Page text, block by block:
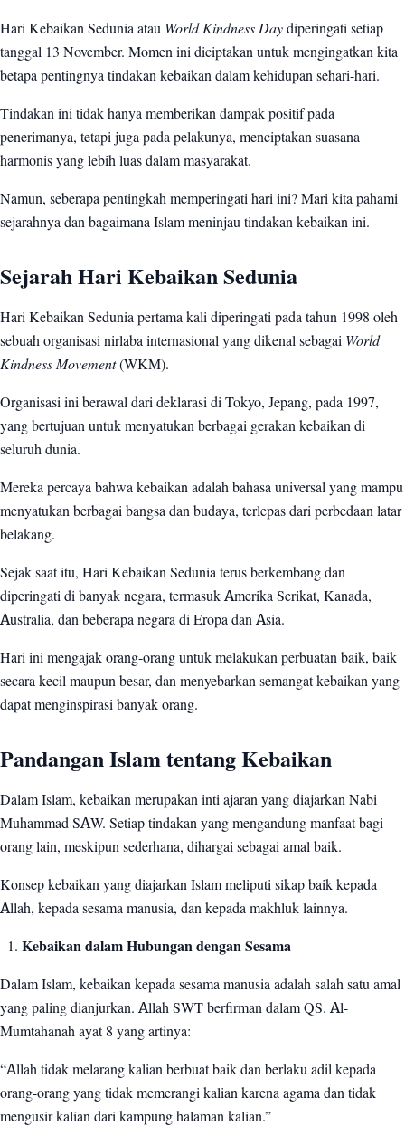
3 Pentingkah Hari Kebaikan Sedunia?
4 Jadi, bagaimana?
Hari Kebaikan Sedunia atau World Kindness Day diperingati setiap
tanggal 13 November. Momen ini diciptakan untuk mengingatkan kita
betapa pentingnya tindakan kebaikan dalam kehidupan sehari-hari.
Tindakan ini tidak hanya memberikan dampak positif pada
penerimanya, tetapi juga pada pelakunya, menciptakan suasana
harmonis yang lebih luas dalam masyarakat.
Namun, seberapa pentingkah memperingati hari ini? Mari kita pahami
sejarahnya dan bagaimana Islam meninjau tindakan kebaikan ini.
Sejarah Hari Kebaikan Sedunia
Hari Kebaikan Sedunia pertama kali diperingati pada tahun 1998 oleh
sebuah organisasi nirlaba internasional yang dikenal sebagai World
Kindness Movement(WKM).
Organisasi ini berawal dari deklarasi di Tokyo, Jepang, pada 1997,
yang bertujuan untuk menyatukan berbagai gerakan kebaikan di
seluruh dunia.
Mereka percaya bahwa kebaikan adalah bahasa universal yang mampu
menyatukan berbagai bangsa dan budaya, terlepas dari perbedaan latar
belakang.
Sejak saat itu, Hari Kebaikan Sedunia terus berkembang dan
diperingati di banyak negara, termasuk Amerika Serikat, Kanada,
Australia, dan beberapa negara di Eropa dan Asia.
Hari ini mengajak orang-orang untuk melakukan perbuatan baik, baik
secara kecil maupun besar, dan menyebarkan semangat kebaikan yang
dapat menginspirasi banyak orang.
Pandangan Islam tentang Kebaikan
Dalam Islam, kebaikan merupakan inti ajaran yang diajarkan Nabi
Muhammad SAW. Setiap tindakan yang mengandung manfaat bagi
orang lain, meskipun sederhana, dihargai sebagai amal baik.
Konsep kebaikan yang diajarkan Islam meliputi sikap baik kepada
Allah, kepada sesama manusia, dan kepada makhluk lainnya.
Kebaikan dalam Hubungan dengan Sesama
Dalam Islam, kebaikan kepada sesama manusia adalah salah satu amal
yang paling dianjurkan. Allah SWT berfirman dalam QS. Al-
Mumtahanah ayat 8 yang artinya:
“Allah tidak melarang kalian berbuat baik dan berlaku adil kepada
orang-orang yang tidak memerangi kalian karena agama dan tidak
mengusir kalian dari kampung halaman kalian.”